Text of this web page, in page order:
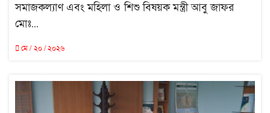
সমাজকল্যাণ এবং মহিলা ও শিশু বিষয়ক মন্ত্রী আবু জাফর
মোঃ...
মে / ২০ / ২০২৬